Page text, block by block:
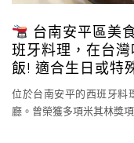
台南安平區美
班牙料理，在台
飯! 適合生日或特
位於台南安平的西班牙料
廳。曾榮獲多項米其林獎